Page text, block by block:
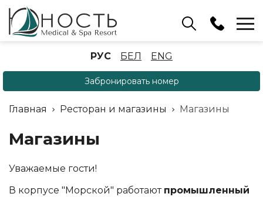
Бассейн
+375 (17) 503 93 22
Аренда беседок
+375 (33) 902 35 07
Отдел бронирования
+375 (17) 503 91 10
РУС БЕЛ ENG
Забронировать номер
Главная Ресторан и магазины Магазины
Магазины
Уважаемые гости!
В корпусе "Морской" работают промышленный